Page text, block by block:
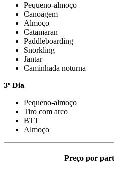
Pequeno-almoço
Canoagem
Almoço
Catamaran
Paddleboarding
Snorkling
Jantar
Caminhada noturna
3º Dia
Pequeno-almoço
Tiro com arco
BTT
Almoço
Preço por